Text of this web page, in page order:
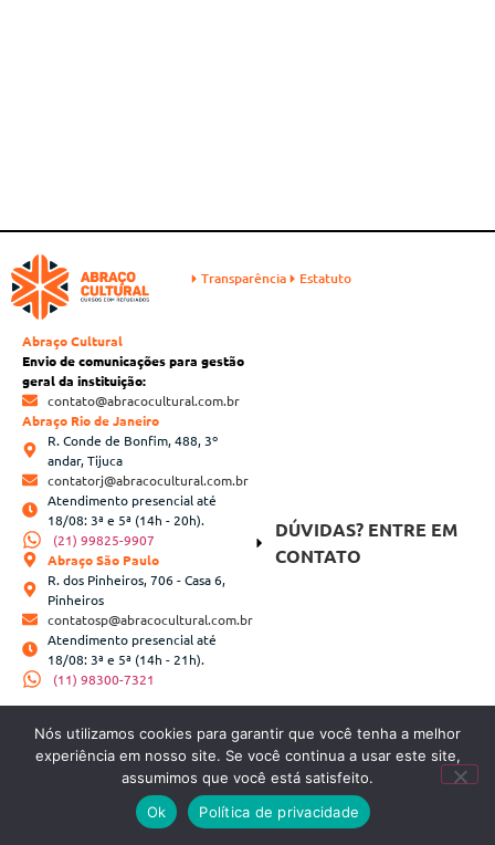
Transparência Estatuto
DÚVIDAS? ENTRE EM
CONTATO
Abraço Cultural
Envio de comunicações para gestão
geral da instituição:
contato@abracocultural.com.br
Abraço Rio de Janeiro
R. Conde de Bonfim, 488, 3º
andar, Tijuca
contatorj@abracocultural.com.br
Atendimento presencial até
18/08: 3ª e 5ª (14h - 20h).
(21) 99825-9907
Abraço São Paulo
R. dos Pinheiros, 706 - Casa 6,
Pinheiros
contatosp@abracocultural.com.br
Atendimento presencial até
18/08: 3ª e 5ª (14h - 21h).
(11) 98300-7321
Copyright 2023 Abraço Cultural | Desenvolvido porWebinhood
SIGA A ABRAÇO
Nós utilizamos cookies para garantir que você tenha a melhor
experiência em nosso site. Se você continua a usar este site,
assumimos que você está satisfeito.
Ok
Política de privacidade